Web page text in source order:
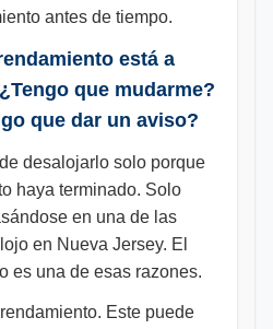
antes de tiempo.
está a
que mudarme?
que dar un aviso?
desalojarlo solo porque
haya terminado. Solo
en una de las
en Nueva Jersey. El
es una de esas razones.
Este puede